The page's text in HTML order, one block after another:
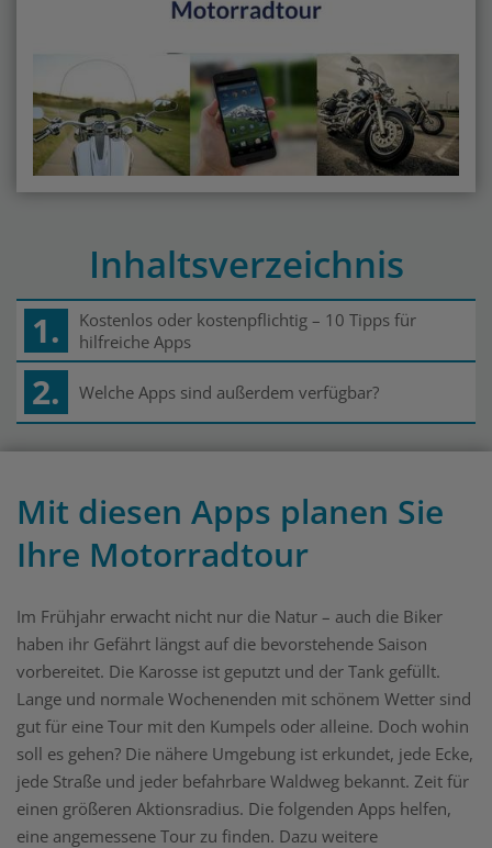
Inhaltsverzeichnis
1.
Kostenlos oder kostenpflichtig – 10 Tipps für
hilfreiche Apps
2. Welche Apps sind außerdem verfügbar?
Mit diesen Apps planen Sie
Ihre Motorradtour
Im Frühjahr erwacht nicht nur die Natur – auch die Biker
haben ihr Gefährt längst auf die bevorstehende Saison
vorbereitet. Die Karosse ist geputzt und der Tank gefüllt.
Lange und normale Wochenenden mit schönem Wetter sind
gut für eine Tour mit den Kumpels oder alleine. Doch wohin
soll es gehen? Die nähere Umgebung ist erkundet, jede Ecke,
jede Straße und jeder befahrbare Waldweg bekannt. Zeit für
einen größeren Aktionsradius. Die folgenden Apps helfen,
eine angemessene Tour zu finden. Dazu weitere